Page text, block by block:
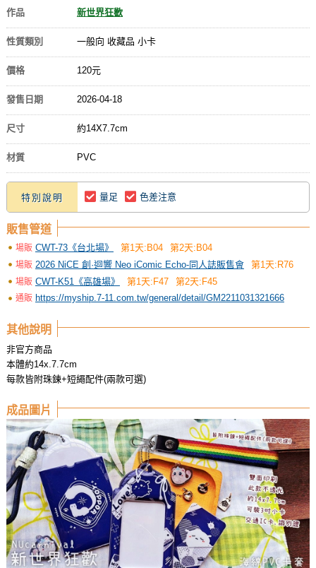
作品 新世界狂歡
性質類別 一般向 收藏品 小卡
價格 120元
發售日期 2026-04-18
尺寸 約14X7.7cm
材質 PVC
特別說明 量足 色差注意
販售管道
場販 CWT-73《台北場》 第1天:B04 第2天:B04
場販 2026 NiCE 創·迴響 Neo iComic Echo-同人誌販售會 第1天:R76
場販 CWT-K51《高雄場》 第1天:F47 第2天:F45
通販 https://myship.7-11.com.tw/general/detail/GM2211031321666
其他說明
非官方商品
本體約14x.7.7cm
每款皆附珠鍊+短繩配件(兩款可選)
成品圖片